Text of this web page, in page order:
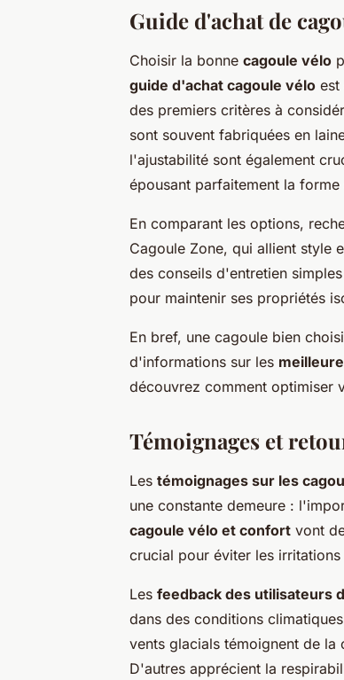
Guide d'achat de
Choisir la bonne cagoule vélo
guide d'achat cagoule vélo est
des premiers critères à
sont souvent fabriquées en
l'ajustabilité sont également
épousant parfaitement la
En comparant les options,
Cagoule Zone, qui allient style
des conseils d'entretien
pour maintenir ses propriétés
En bref, une cagoule bien
d'informations sur les
découvrez comment optimiser
Témoignages et
Les témoignages sur les
une constante demeure :
cagoule vélo et confort vont
crucial pour éviter les
Les feedback des utilisateurs
dans des conditions
vents glacials témoignent de
D'autres apprécient la